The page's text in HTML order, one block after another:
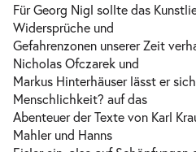
Für Georg Nigl sollte das
Widersprüche und
Gefahrenzonen unserer Zeit
Nicholas Ofczarek und
Markus Hinterhäuser lässt er
Menschlichkeit? auf das
Abenteuer der Texte von Karl
Mahler und Hanns